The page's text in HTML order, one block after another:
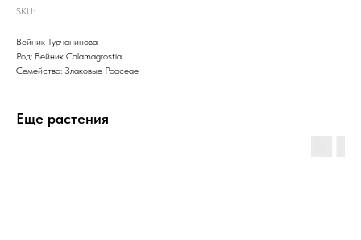
SKU:
Вейник Турчанинова
Род: Вейник Calamagrostia
Семейство: Злаковые Poaceae
Еще растения